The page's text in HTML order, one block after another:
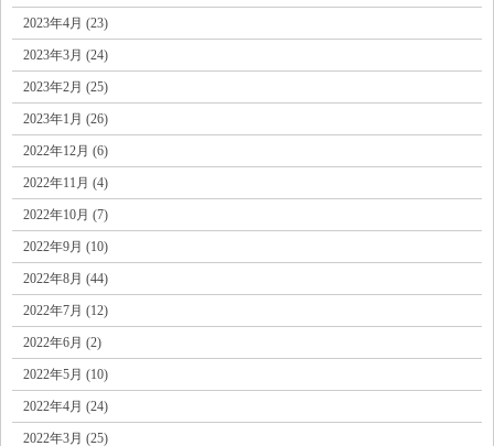
2023年4月 (23)
2023年3月 (24)
2023年2月 (25)
2023年1月 (26)
2022年12月 (6)
2022年11月 (4)
2022年10月 (7)
2022年9月 (10)
2022年8月 (44)
2022年7月 (12)
2022年6月 (2)
2022年5月 (10)
2022年4月 (24)
2022年3月 (25)